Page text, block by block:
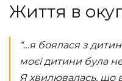
Життя в
“…я боялася з
моєї дитини була
Я хвилювалась, що